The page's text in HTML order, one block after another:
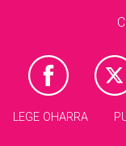
LEGE OHARRA